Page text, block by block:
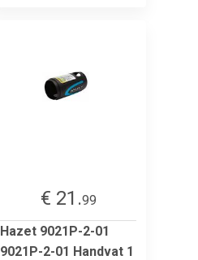
€ 21.99
Hazet 9021P-2-01
9021P-2-01 Handvat 1